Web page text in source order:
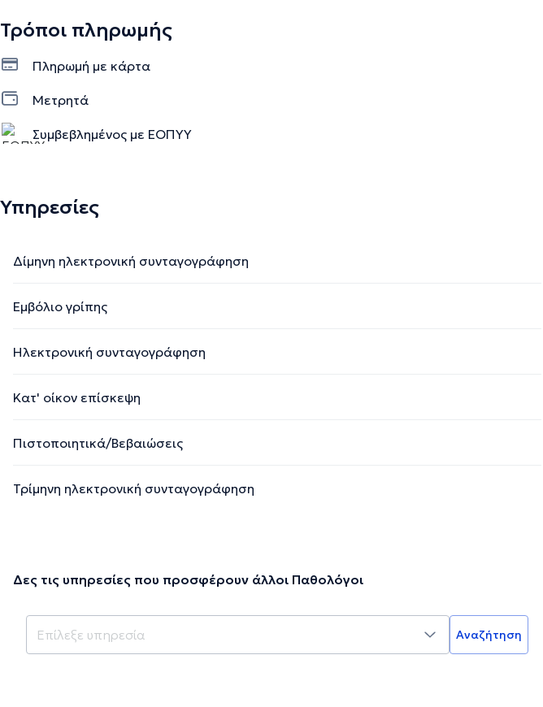
Τρόποι πληρωμής
Πληρωμή με κάρτα
Μετρητά
Συμβεβλημένος με ΕΟΠΥΥ
Υπηρεσίες
Δίμηνη ηλεκτρονική συνταγογράφηση
Εμβόλιο γρίπης
Ηλεκτρονική συνταγογράφηση
Κατ' οίκον επίσκεψη
Πιστοποιητικά/Βεβαιώσεις
Τρίμηνη ηλεκτρονική συνταγογράφηση
Δες τις υπηρεσίες που προσφέρουν άλλοι Παθολόγοι
Αναζήτηση